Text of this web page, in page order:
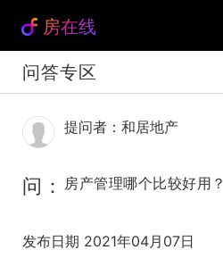
房在线
问答专区
提问者：和居地产
问： 房产管理哪个比较好用？
发布日期 2021年04月07日